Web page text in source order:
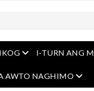
Open Menu
I-TURN ANG
AWTO NAGHIMO